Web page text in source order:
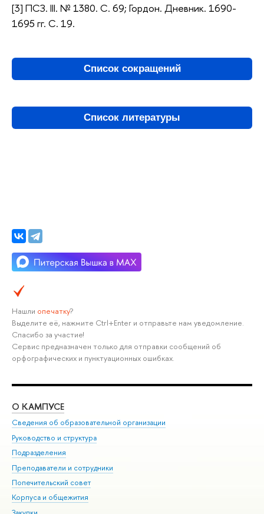
[3] ПСЗ. III. № 1380. С. 69; Гордон. Дневник. 1690-
1695 гг. С. 19.
Список сокращений
Список литературы
Нашли опечатку?
Выделите её, нажмите Ctrl+Enter и отправьте нам уведомление.
Спасибо за участие!
Сервис предназначен только для отправки сообщений об
орфографических и пунктуационных ошибках.
О КАМПУСЕ
Сведения об образовательной организации
Руководство и структура
Подразделения
Преподаватели и сотрудники
Попечительский совет
Корпуса и общежития